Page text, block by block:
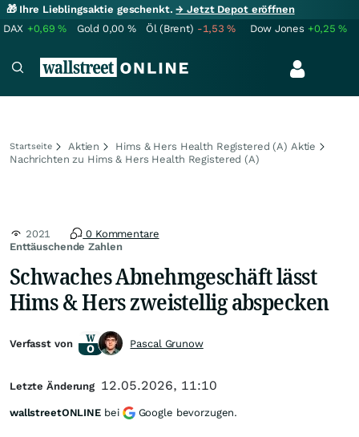
🎁 Ihre Lieblingsaktie geschenkt.→ Jetzt Depot eröffnen
DAX +0,69% Gold 0,00 % Öl (Brent) -1,53% Dow Jones +0,25%
Startseite Aktien
Hims & Hers Health Registered (A) Aktie
Nachrichten zu Hims & Hers Health Registered (A)
Enttäuschende Zahlen
2021 0 Kommentare
Schwaches Abnehmgeschäft lässt
Hims & Hers zweistellig abspecken
Verfasst von Pascal Grunow
Letzte Änderung 12.05.2026, 11:10
wallstreetONLINE bei Google bevorzugen.